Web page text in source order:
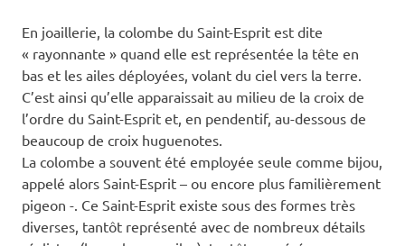
En joaillerie, la colombe du Saint-Esprit est dite
« rayonnante » quand elle est représentée la tête en
bas et les ailes déployées, volant du ciel vers la terre.
C’est ainsi qu’elle apparaissait au milieu de la croix de
l’ordre du Saint-Esprit et, en pendentif, au-dessous de
beaucoup de croix huguenotes.
La colombe a souvent été employée seule comme bijou,
appelé alors Saint-Esprit – ou encore plus familièrement
pigeon -. Ce Saint-Esprit existe sous des formes très
diverses, tantôt représenté avec de nombreux détails